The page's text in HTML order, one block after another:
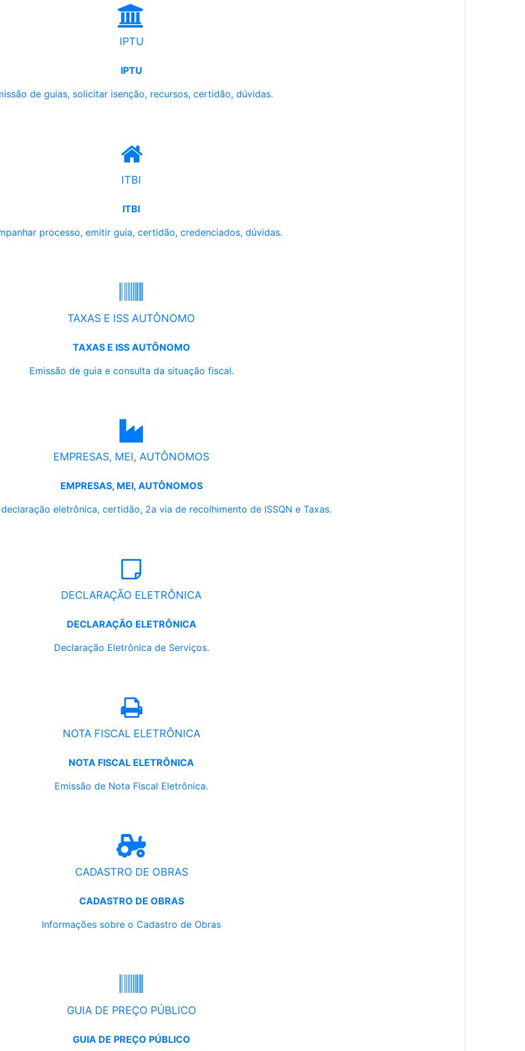
IPTU
IPTU
de guias, solicitar isenção, recursos, certidão, dúvidas.
ITBI
ITBI
processo, emitir guia, certidão, credenciados, dúvidas.
TAXAS E ISS AUTÔNOMO
TAXAS E ISS AUTÔNOMO
Emissão de guia e consulta da situação fiscal.
EMPRESAS, MEI, AUTÔNOMOS
EMPRESAS, MEI, AUTÔNOMOS
eletrônica, certidão, 2a via de recolhimento de ISSQN e Taxas.
DECLARAÇÃO ELETRÔNICA
DECLARAÇÃO ELETRÔNICA
Declaração Eletrônica de Serviços.
NOTA FISCAL ELETRÔNICA
NOTA FISCAL ELETRÔNICA
Emissão de Nota Fiscal Eletrônica.
CADASTRO DE OBRAS
CADASTRO DE OBRAS
Informações sobre o Cadastro de Obras
GUIA DE PREÇO PÚBLICO
GUIA DE PREÇO PÚBLICO